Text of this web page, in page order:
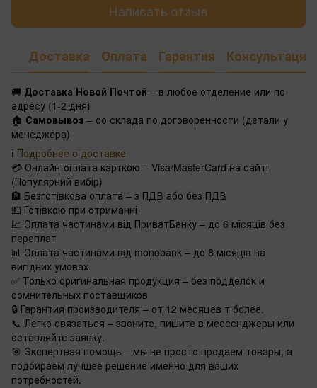
Написать отзыв
Доставка Оплата Гарантия Консультация
🚚 Доставка Новой Почтой – в любое отделение или по
адресу (1-2 дня)
🏠 Самовывоз – со склада по договоренности (детали у
менеджера)
ℹ️ Подробнее о доставке
💳 Онлайн-оплата карткою – Visa/MasterCard на сайті
(Популярний вибір)
🏦 Безготівкова оплата – з ПДВ або без ПДВ
💵 Готівкою при отриманні
📈 Оплата частинами від ПриватБанку – до 6 місяців без
переплат
📊 Оплата частинами від monobank – до 8 місяців на
вигідних умовах
✅ Только оригинальная продукция – без подделок и
сомнительных поставщиков
🔒 Гарантия производителя – от 12 месяцев т более.
📞 Легко связаться – звоните, пишите в мессенджеры или
оставляйте заявку.
🎯 Экспертная помощь – мы не просто продаем товары, а
подбираем лучшее решение именно для ваших
потребностей.